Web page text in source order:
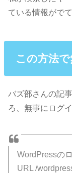
ている情報がで
この方法
バズ部さんの記
ろ、無事にログ
WordPressの
URL /